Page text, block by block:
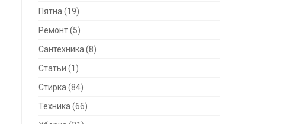
Пятна (19)
Ремонт(5)
Сантехника (8)
Статьи (1)
Стирка (84)
Техника (66)